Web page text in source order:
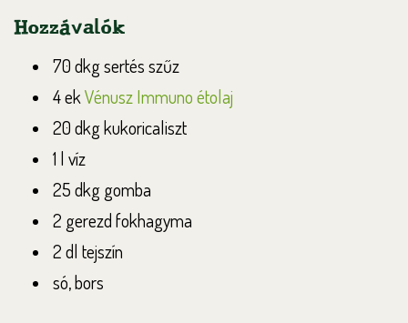
Hozzávalók
70 dkg sertés szűz
4 ekVénusz Immuno étolaj
20 dkg kukoricaliszt
1 l víz
25 dkg gomba
2 gerezd fokhagyma
2 dl tejszín
só, bors